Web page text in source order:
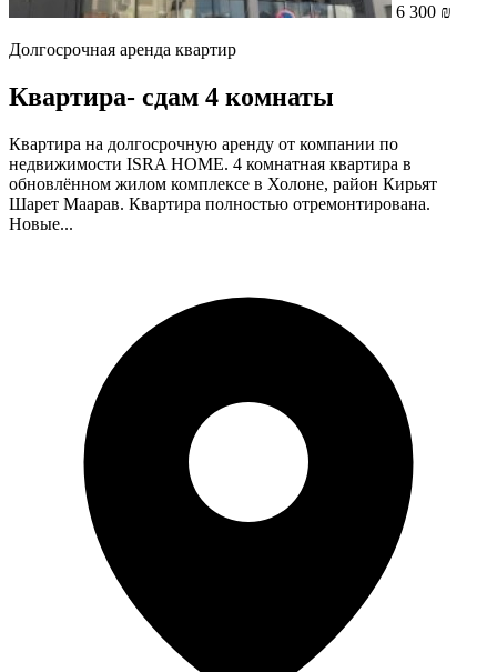
6 300 ₪
Долгосрочная аренда квартир
Квартира- cдам 4 комнаты
Квартира на долгосрочную аренду от компании по
недвижимости ISRA HOME. 4 комнатная квартира в
обновлённом жилом комплексе в Холоне, район Кирьят
Шарет Маарав. Квартира полностью отремонтирована.
Новые...